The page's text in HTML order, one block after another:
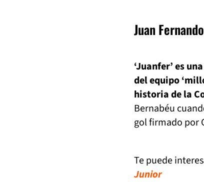
Juan
‘Juanfer’ es
del equipo
historia de la
Bernabéu
gol firmado por
Te puede
Junior